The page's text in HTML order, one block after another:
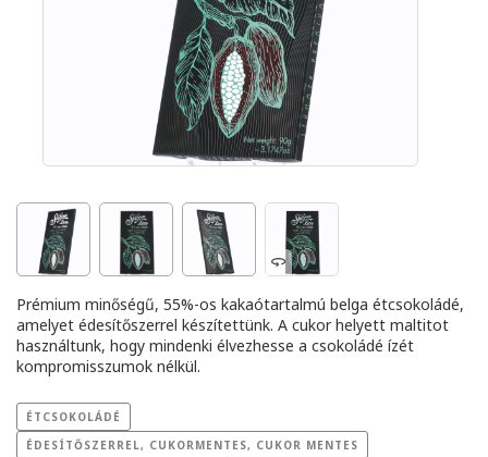
Prémium minőségű, 55%-os kakaótartalmú belga étcsokoládé,
amelyet édesítőszerrel készítettünk. A cukor helyett maltitot
használtunk, hogy mindenki élvezhesse a csokoládé ízét
kompromisszumok nélkül.
ÉTCSOKOLÁDÉ
ÉDESÍTŐSZERREL, CUKORMENTES, CUKOR MENTES